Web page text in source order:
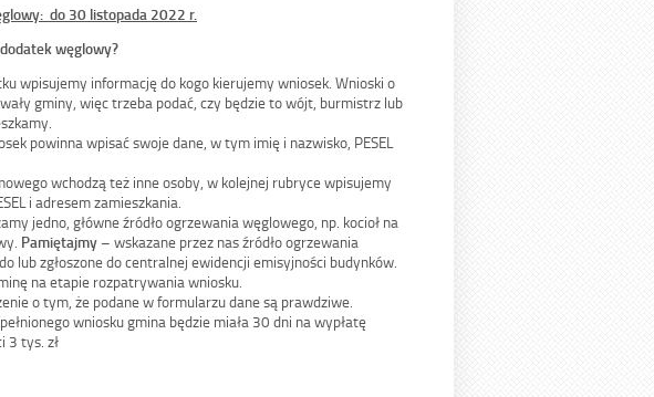
do 30 listopada 2022 r.
węglowy?
wpisujemy informację do kogo kierujemy wniosek. Wnioski o
gminy, więc trzeba podać, czy będzie to wójt, burmistrz lub
powinna wpisać swoje dane, w tym imię i nazwisko, PESEL
wchodzą też inne osoby, w kolejnej rubryce wpisujemy
i adresem zamieszkania.
jedno, główne źródło ogrzewania węglowego, np. kocioł na
Pamiętajmy – wskazane przez nas źródło ogrzewania
lub zgłoszone do centralnej ewidencji emisyjności budynków.
na etapie rozpatrywania wniosku.
o tym, że podane w formularzu dane są prawdziwe.
wniosku gmina będzie miała 30 dni na wypłatę
3 tys. zł